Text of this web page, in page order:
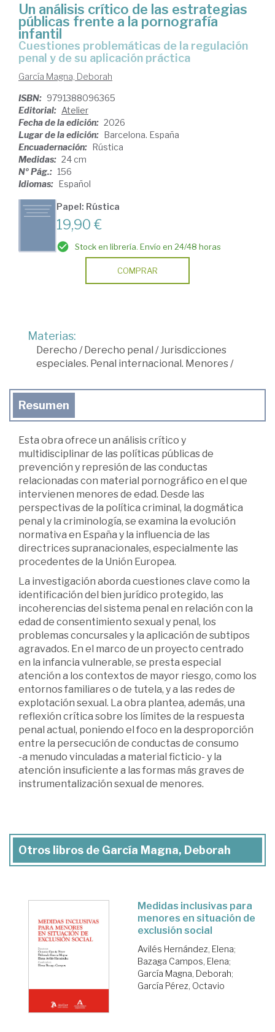
Un análisis crítico de las estrategias
públicas frente a la pornografía
infantil
Cuestiones problemáticas de la regulación
penal y de su aplicación práctica
García Magna, Deborah
ISBN: 9791388096365
Editorial: Atelier
Fecha de la edición: 2026
Lugar de la edición: Barcelona. España
Encuadernación: Rústica
Medidas: 24 cm
Nº Pág.: 156
Idiomas: Español
Papel: Rústica
19,90 €
Stock en librería. Envío en 24/48 horas
COMPRAR
Materias:
Derecho /Derecho penal /Jurisdicciones
especiales. Penal internacional. Menores /
Resumen
Esta obra ofrece un análisis crítico y
multidisciplinar de las políticas públicas de
prevención y represión de las conductas
relacionadas con material pornográfico en el que
intervienen menores de edad. Desde las
perspectivas de la política criminal, la dogmática
penal y la criminología, se examina la evolución
normativa en España y la influencia de las
directrices supranacionales, especialmente las
procedentes de la Unión Europea.
La investigación aborda cuestiones clave como la
identificación del bien jurídico protegido, las
incoherencias del sistema penal en relación con la
edad de consentimiento sexual y penal, los
problemas concursales y la aplicación de subtipos
agravados. En el marco de un proyecto centrado
en la infancia vulnerable, se presta especial
atención a los contextos de mayor riesgo, como los
entornos familiares o de tutela, y a las redes de
explotación sexual. La obra plantea, además, una
reflexión crítica sobre los límites de la respuesta
penal actual, poniendo el foco en la desproporción
entre la persecución de conductas de consumo
-a menudo vinculadas a material ficticio- y la
atención insuficiente a las formas más graves de
instrumentalización sexual de menores.
Otros libros de García Magna, Deborah
Medidas inclusivas para
menores en situación de
exclusión social
Avilés Hernández, Elena;
Bazaga Campos, Elena;
García Magna, Deborah;
García Pérez, Octavio